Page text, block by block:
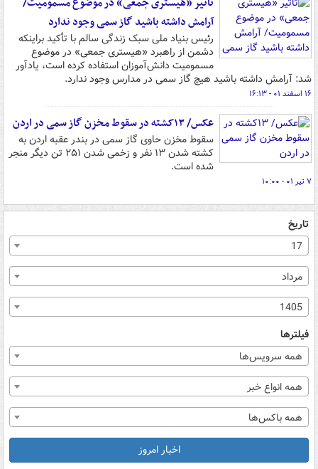
آرامش داشته باشید گاز سمی وجود ندارد
رئیس بنیاد ملی سبک زندگی سالم با تأکید براینکه
دشمن از راهبرد «هیستری جمعی» در موضوع
مسمومیت دانش‌آموزان استفاده کرده است، یادآور
شد: آرامش داشته باشید هیچ گاز سمی در مدارس وجود ندارد.
۱۶ اسفند ۰۱ - ۱۶:۱۳
عکس/ ۱۳کشته در سقوط مخزن گاز سمی در اردن
سقوط مخزن حاوی گاز سمی در بندر عقبه اردن به
کشته شدن ۱۳ نفر و زخمی شدن ۲۵۱ تن دیگر منجر
شده است.
۷ تیر ۰۱ - ۱۰:۰۰
تاریخ
17
مرداد
1405
فیلترها
همه سرویس‌ها
همه انواع خبر
همه باکس‌ها
اخبار امروز